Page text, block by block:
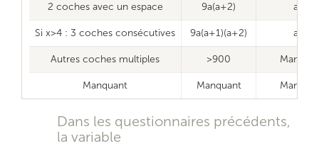
2 coches avec un espace 9a(a+2) a+1
Si x>4 : 3 coches consécutives 9a(a+1)(a+2) a+1
Autres coches multiples >900
Manquant Manquant
Dans les questionnaires précédents,
la variable